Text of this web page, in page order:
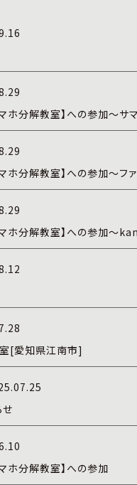
ホ分解教室】への参加～サ
ホ分解教室】への参加～フ
ホ分解教室】への参加～
[愛知県江南市]
ホ分解教室】への参加